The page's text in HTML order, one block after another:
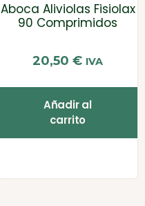
Aboca Aliviolas Fisiolax
90 Comprimidos
20,50 € IVA
Añadir al
carrito